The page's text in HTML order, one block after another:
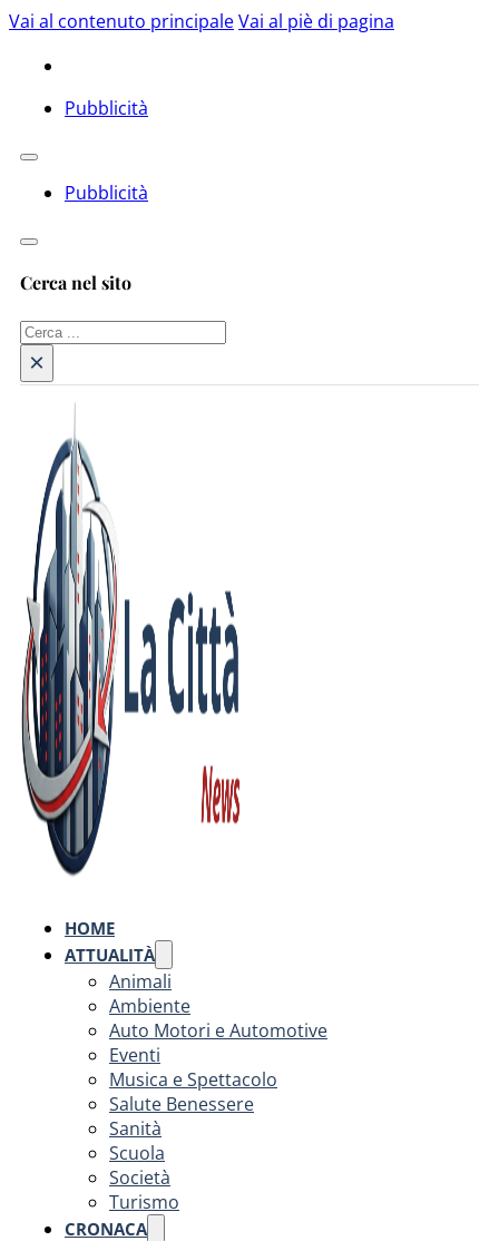
Vai al contenuto principaleVai al piè di pagina
Pubblicità
Pubblicità
Cerca nel sito
Cerca
×
HOME
ATTUALITÀ
Animali
Ambiente
Auto Motori e Automotive
Eventi
Musica e Spettacolo
Salute Benessere
Sanità
Scuola
Società
Turismo
CRONACA